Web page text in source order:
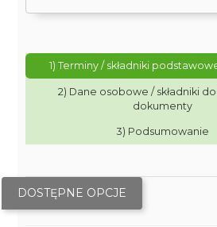
1) Terminy / składniki
2) Dane osobowe / składniki
dokumenty
3) Podsumowanie
DOSTĘPNE OPCJE